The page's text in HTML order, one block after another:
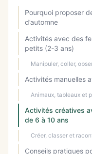
Pourquoi proposer
d’automne
Activités avec des
petits (2-3 ans)
Manipuler, coller,
Activités manuelles
Animaux, tableaux et
Activités créatives
de 6 à 10 ans
Créer, classer et
Conseils pratiques